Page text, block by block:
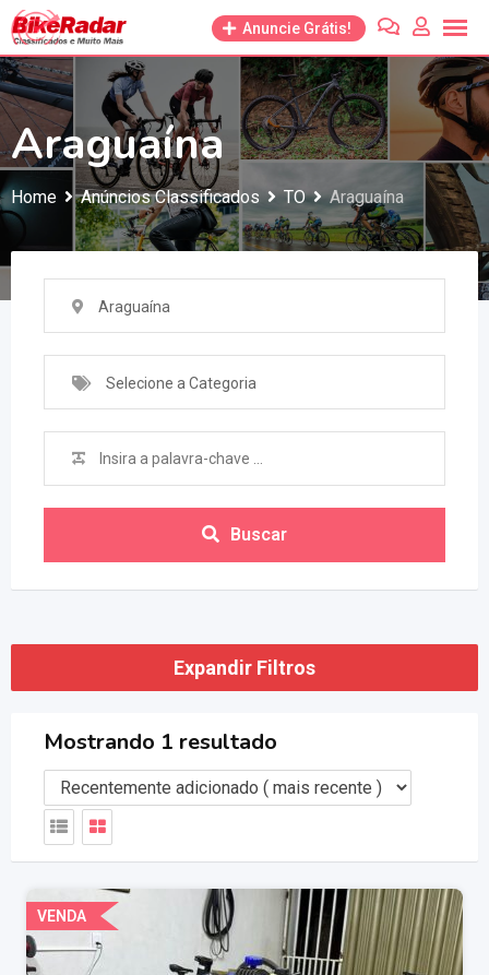
Anuncie Grátis!
Araguaína
Home Anúncios Classificados TO Araguaína
Araguaína
Selecione a Categoria
Buscar
Expandir Filtros
Mostrando 1 resultado
VENDA